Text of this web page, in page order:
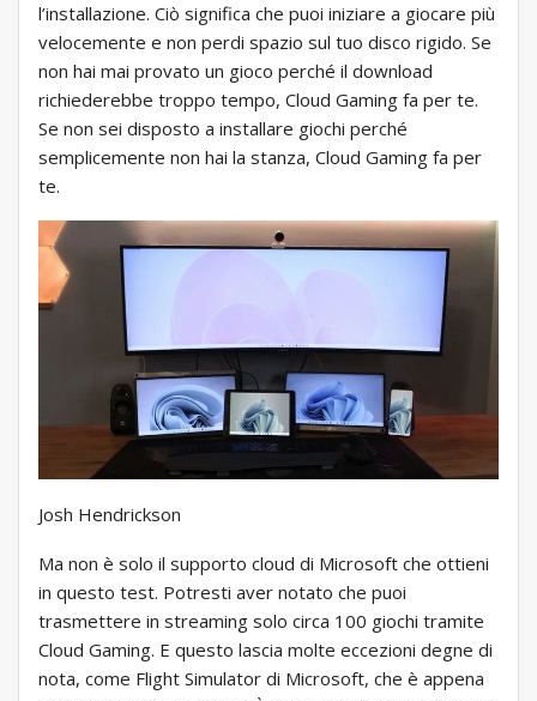
l’installazione. Ciò significa che puoi iniziare a giocare più
velocemente e non perdi spazio sul tuo disco rigido. Se
non hai mai provato un gioco perché il download
richiederebbe troppo tempo, Cloud Gaming fa per te.
Se non sei disposto a installare giochi perché
semplicemente non hai la stanza, Cloud Gaming fa per
te.
Josh Hendrickson
Ma non è solo il supporto cloud di Microsoft che ottieni
in questo test. Potresti aver notato che puoi
trasmettere in streaming solo circa 100 giochi tramite
Cloud Gaming. E questo lascia molte eccezioni degne di
nota, come Flight Simulator di Microsoft, che è appena